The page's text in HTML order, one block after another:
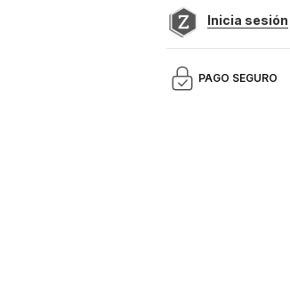
Inicia sesión
PAGO SEGURO